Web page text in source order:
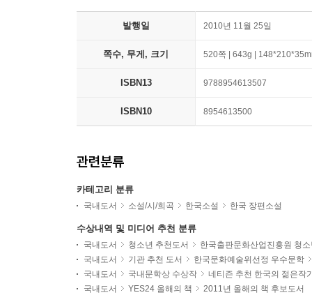
발행일 2010년 11월 25일
쪽수, 무게, 크기 520쪽 | 643g |
ISBN13 9788954613507
ISBN10 8954613500
관련분류
카테고리 분류
국내도서 소설/시/희곡 한국소설 한국 장편소설
수상내역 및 미디어 추천 분류
국내도서 청소년 추천도서
한국출판문화산업진흥원 청
국내도서
기관 추천 도서
한국문화예술위선정 우수문학
국내도서
국내문학상 수상작
네티즌 추천 한국의 젊은작
국내도서
YES24 올해의 책 2011년 올해의 책 후보도서